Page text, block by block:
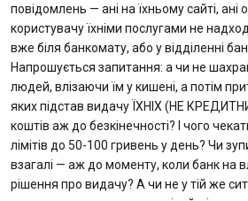
повідомлень — ані на їхньому сайті, ані
користувачу їхніми послугами не
вже біля банкомату, або у відділенні
Напрошується запитання: а чи не
людей, влізаючи їм у кишені, а потім
яких підстав видачу ЇХНІХ (НЕ
коштів аж до безкінечності? І чого
лімітів до 50-100 гривень у день? Чи
взагалі — аж до моменту, коли банк на
рішення про видачу? А чи не у тій же